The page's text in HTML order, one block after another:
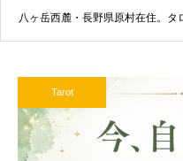
八ヶ岳西麓・長野県原村在住。
Tarot